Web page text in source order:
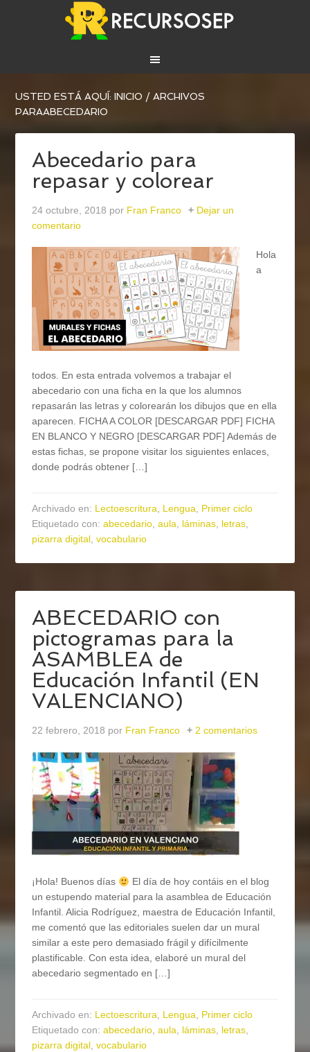
USTED ESTÁ AQUÍ:INICIO / ARCHIVOS
PARAABECEDARIO
Abecedario para
repasar y colorear
24 octubre, 2018 por Fran Franco
Dejar un
comentario
Hola
a
todos. En esta entrada volvemos a trabajar el
abecedario con una ficha en la que los alumnos
repasarán las letras y colorearán los dibujos que en ella
aparecen. FICHA A COLOR [DESCARGAR PDF] FICHA
EN BLANCO Y NEGRO [DESCARGAR PDF] Además de
estas fichas, se propone visitar los siguientes enlaces,
donde podrás obtener […]
Archivado en: Lectoescritura, Lengua, Primer ciclo
Etiquetado con:abecedario,aula, láminas, letras,
pizarra digital,vocabulario
ABECEDARIO con
pictogramas para la
ASAMBLEA de
Educación Infantil (EN
VALENCIANO)
22 febrero, 2018 por Fran Franco 2 comentarios
¡Hola! Buenos días
El día de hoy contáis en el blog
un estupendo material para la asamblea de Educación
Infantil. Alicia Rodríguez, maestra de Educación Infantil,
me comentó que las editoriales suelen dar un mural
similar a este pero demasiado frágil y difícilmente
plastificable. Con esta idea, elaboré un mural del
abecedario segmentado en […]
Archivado en: Lectoescritura, Lengua, Primer ciclo
Etiquetado con:abecedario,aula, láminas, letras,
pizarra digital,vocabulario